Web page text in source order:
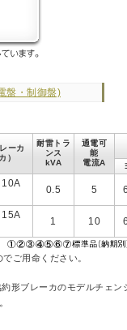
盤・制御盤)
ーカ
）
耐雷トラ
ンス
kVA
通電可
能
電流A
0.5 5
1 10
ご用命ください。
形ブレーカのモデルチェ